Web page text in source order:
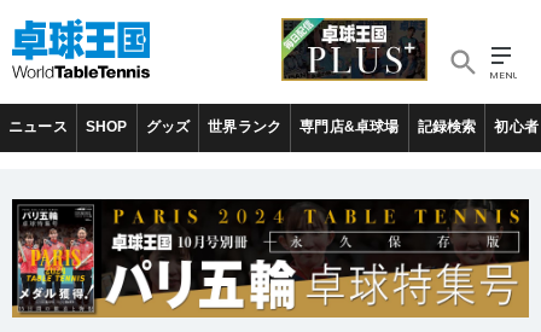
ニュース SHOP グッズ 世界ランク 専門店&卓球場 記録検索 初心者